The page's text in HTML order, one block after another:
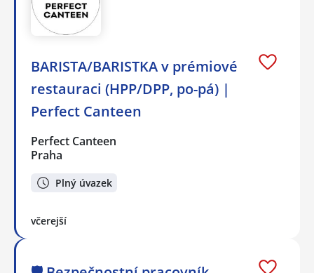
BARISTA/BARISTKA v prémiové
restauraci (HPP/DPP, po-pá) |
Perfect Canteen
Perfect Canteen
Praha
Plný úvazek
včerejší